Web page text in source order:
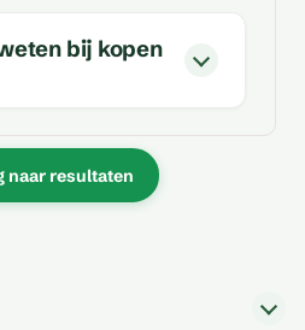
bij kopen
naar resultaten